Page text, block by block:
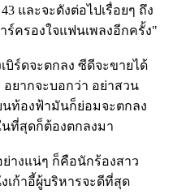
และจะดังต่อไปเรื่อยๆ ถึง
ร์ครองใจแฟนเพลงอีกครั้ง"
บิร์ดจะตกลง ซีดีจะขายได้
อยากจะบอกว่า อย่าสวน
ท้องฟ้ามันก็ย่อมจะตกลง
ที่สุดก็ต้องตกลงมา
างแน่ๆ ก็คือนักร้องสาว
เก้าอี้ผู้บริหารจะดีที่สุด